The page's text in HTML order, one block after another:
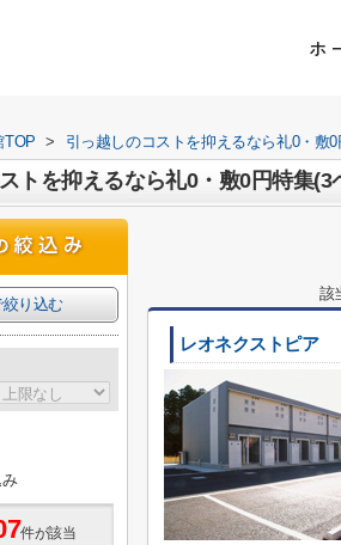
ホ
TOP > 引っ越しのコストを抑えるなら礼0・敷
トを抑えるなら礼0・敷0円特集(3
該
レオネクストピア
り込む
件が該当